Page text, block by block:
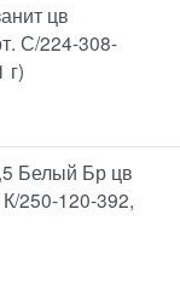
цв
С/224-308-
г)
Белый Бр цв
250-120-392,